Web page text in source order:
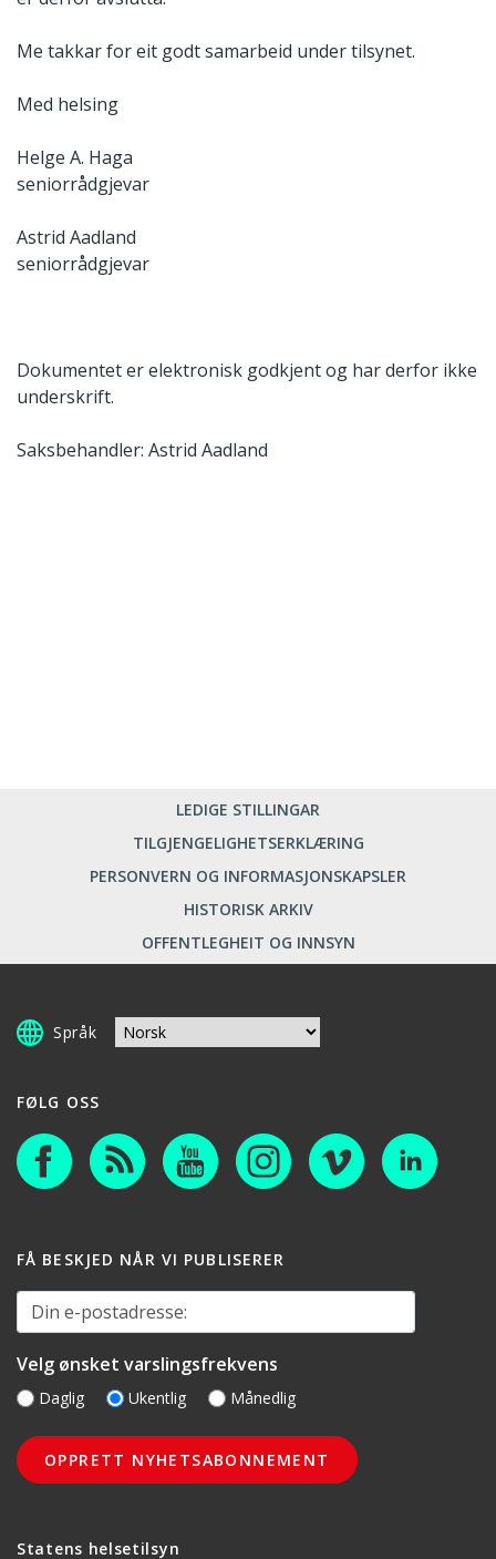
Me takkar for eit godt samarbeid under tilsynet.
Med helsing
Helge A. Haga
seniorrådgjevar
Astrid Aadland
seniorrådgjevar
Dokumentet er elektronisk godkjent og har derfor ikke
underskrift.
Saksbehandler: Astrid Aadland
LEDIGE STILLINGAR
TILGJENGELIGHETSERKLÆRING
PERSONVERN OG INFORMASJONSKAPSLER
HISTORISK ARKIV
OFFENTLEGHEIT OG INNSYN
Språk
Statens helsetilsyn
FØLG OSS
FÅ BESKJED NÅR VI PUBLISERER
Din e-postadresse:
Velg ønsket varslingsfrekvens
Daglig Ukentlig Månedlig